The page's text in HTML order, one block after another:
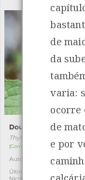
Douradinha-do-arco
Thymelicus acteon
[Comum]
Autóctone
Última observação por:
Nicole Viana
de
da
varia:
ocorre
de
e por